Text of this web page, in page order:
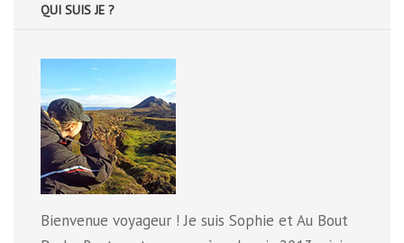
QUI SUIS JE ?
Bienvenue voyageur ! Je suis Sophie et Au Bout